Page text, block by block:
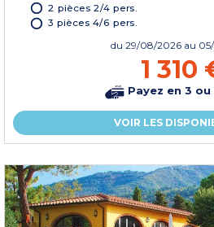
2 pièces 2/4 pers.
3 pièces 4/6 pers.
du 29/08/2026 au
1 310
Payez en 3 ou
VOIR LES